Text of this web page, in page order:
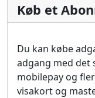
Køb et
Du kan købe
adgang med det
mobilepay og
visakort og